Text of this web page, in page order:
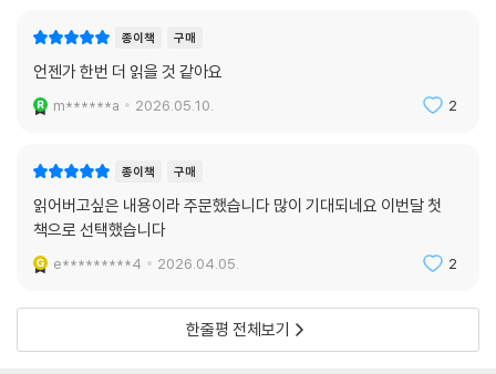
종이책 구매
언젠가 한번 더 읽을 것 같아요
m******a 2026.05.10. 2
종이책 구매
읽어버고싶은 내용이라 주문했습니다 많이 기대되네요 이번달 첫
책으로 선택했습니다
e*********4 2026.04.05. 2
한줄평 전체보기